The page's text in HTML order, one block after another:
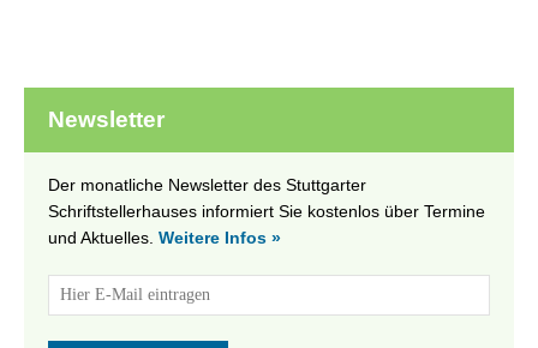
Newsletter
Der monatliche Newsletter des Stuttgarter
Schriftstellerhauses informiert Sie kostenlos über Termine
und Aktuelles. Weitere Infos »